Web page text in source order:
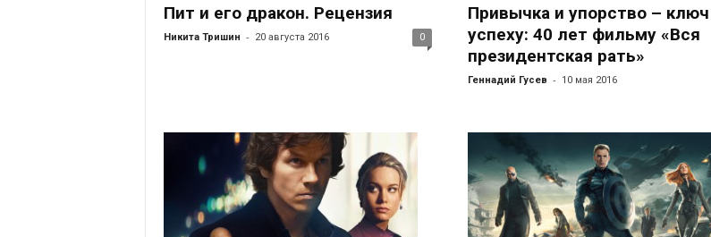
Пит и его дракон. Рецензия
Никита Тришин - 20 августа 2016 0
Привычка и упорство – ключ
успеху: 40 лет фильму «Вся
президентская рать»
Геннадий Гусев - 10 мая 2016